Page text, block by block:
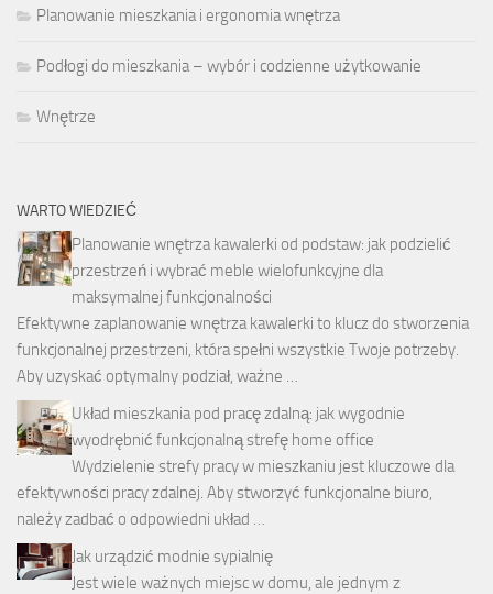
Planowanie mieszkania i ergonomia wnętrza
Podłogi do mieszkania – wybór i codzienne użytkowanie
Wnętrze
WARTO WIEDZIEĆ
Planowanie wnętrza kawalerki od podstaw: jak podzielić
przestrzeń i wybrać meble wielofunkcyjne dla
maksymalnej funkcjonalności
Efektywne zaplanowanie wnętrza kawalerki to klucz do stworzenia
funkcjonalnej przestrzeni, która spełni wszystkie Twoje potrzeby.
Aby uzyskać optymalny podział, ważne …
Układ mieszkania pod pracę zdalną: jak wygodnie
wyodrębnić funkcjonalną strefę home office
Wydzielenie strefy pracy w mieszkaniu jest kluczowe dla
efektywności pracy zdalnej. Aby stworzyć funkcjonalne biuro,
należy zadbać o odpowiedni układ …
Jak urządzić modnie sypialnię
Jest wiele ważnych miejsc w domu, ale jednym z